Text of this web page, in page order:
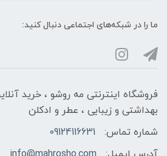
ما را در شبکه‌های اجتماعی دنبال کنید:
فروشگاه اینترنتی مه‌ رو‌شو ، خرید
بهداشتی و زیبایی ، عطر و ادکلن
شماره تماس:
09124116631